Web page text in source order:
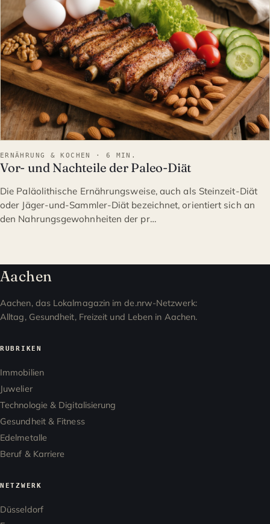
ERNÄHRUNG & KOCHEN · 6 MIN.
Vor- und Nachteile der Paleo-Diät
Die Paläolithische Ernährungsweise, auch als Steinzeit-Diät
oder Jäger-und-Sammler-Diät bezeichnet, orientiert sich an
den Nahrungsgewohnheiten der pr…
Aachen
Aachen, das Lokalmagazin im de.nrw-Netzwerk:
Alltag, Gesundheit, Freizeit und Leben in Aachen.
RUBRIKEN
Immobilien
Juwelier
Technologie & Digitalisierung
Gesundheit & Fitness
Edelmetalle
Beruf & Karriere
NETZWERK
Düsseldorf